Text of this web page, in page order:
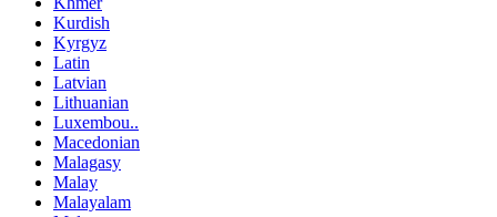
Kurdish
Kyrgyz
Latin
Latvian
Lithuanian
Luxembou..
Macedonian
Malagasy
Malay
Malayalam